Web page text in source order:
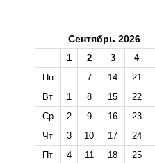
Сентябрь 2026
1 2 3 4
Пн
7 14 21
Вт
1 8 15 22
Ср
2 9 16 23
Чт
3 10 17
24
Пт
4 11 18
25